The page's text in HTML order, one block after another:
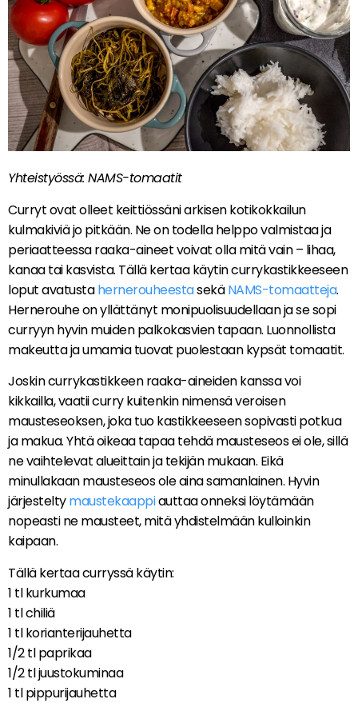
Yhteistyössä: NAMS-tomaatit
Curryt ovat olleet keittiössäni arkisen kotikokkailun
kulmakiviä jo pitkään. Ne on todella helppo valmistaa ja
periaatteessa raaka-aineet voivat olla mitä vain – lihaa,
kanaa tai kasvista. Tällä kertaa käytin currykastikkeeseen
loput avatustahernerouheestasekäNAMS-tomaatteja.
Hernerouhe on yllättänyt monipuolisuudellaan ja se sopi
curryyn hyvin muiden palkokasvien tapaan. Luonnollista
makeutta ja umamia tuovat puolestaan kypsät tomaatit.
Joskin currykastikkeen raaka-aineiden kanssa voi
kikkailla, vaatii curry kuitenkin nimensä veroisen
mausteseoksen, joka tuo kastikkeeseen sopivasti potkua
ja makua. Yhtä oikeaa tapaa tehdä mausteseos ei ole, sillä
ne vaihtelevat alueittain ja tekijän mukaan. Eikä
minullakaan mausteseos ole aina samanlainen. Hyvin
järjesteltymaustekaappiauttaa onneksi löytämään
nopeasti ne mausteet, mitä yhdistelmään kulloinkin
kaipaan.
Tällä kertaa curryssä käytin:
1 tl kurkumaa
1 tl chiliä
1 tl korianterijauhetta
1/2 tl paprikaa
1/2 tl juustokuminaa
1 tl pippurijauhetta